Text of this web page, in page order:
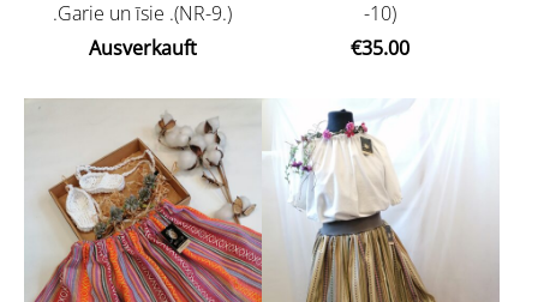
.Garie un īsie .(NR-9.)
Ausverkauft
-10)
€35.00